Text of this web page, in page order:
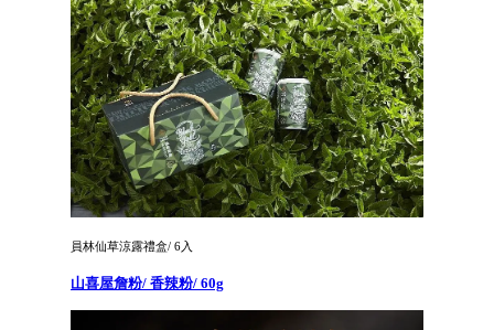
員林仙草涼露禮盒/ 6入
山喜屋詹粉/ 香辣粉/ 60g